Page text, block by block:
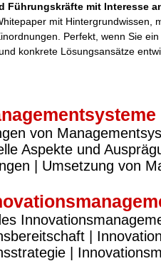
Führungskräfte mit Interesse
mit Hintergrundwissen,
Perfekt, wenn Sie
konkrete Lösungsansätze
von
Aspekte und
| Umsetzung von
|
|